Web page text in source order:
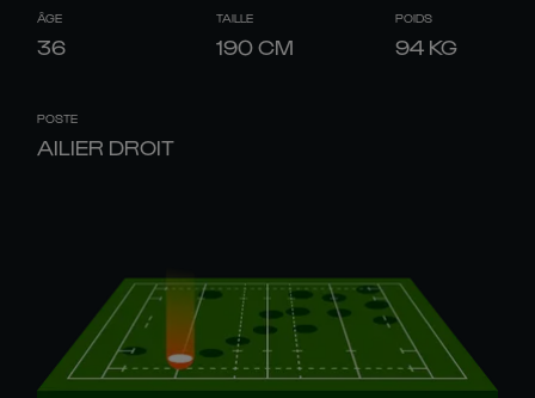
ÂGE
36
TAILLE
190CM
POIDS
94 KG
POSTE
AILIER DROIT